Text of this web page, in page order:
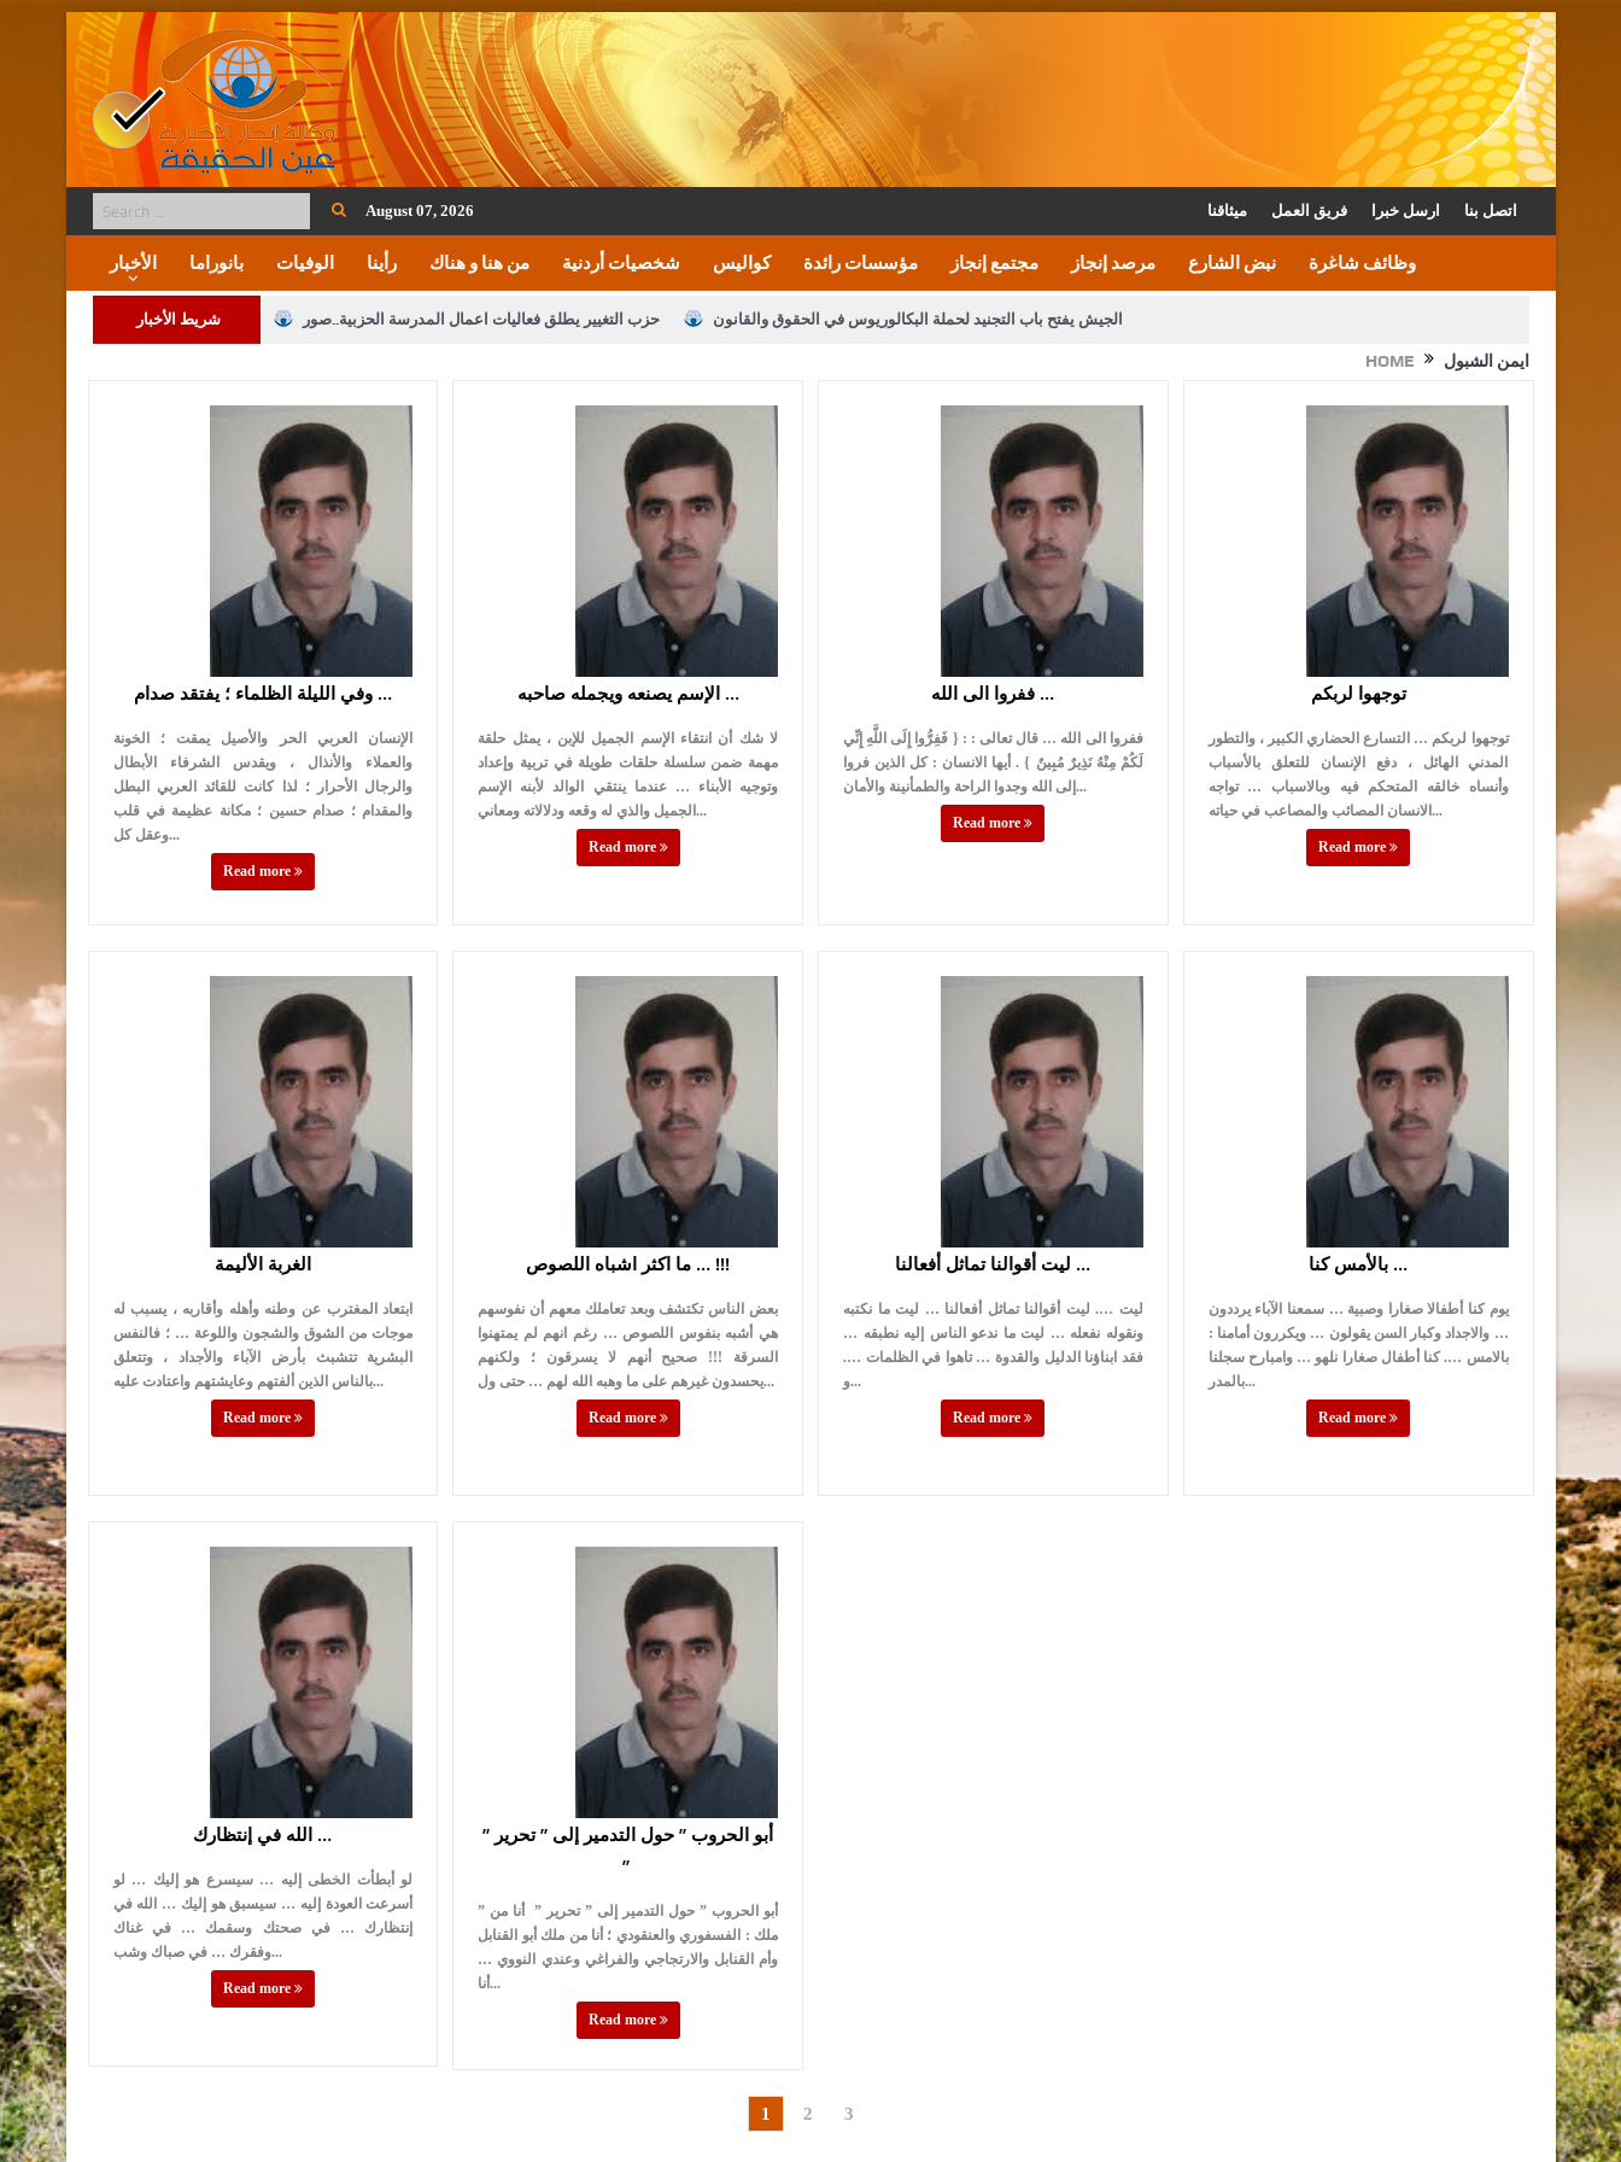
August 07, 2026 ميثاقنا فريق العمل ارسل خبرا اتصل بنا
الأخبار بانوراما الوفيات رأينا من هنا و هناك شخصيات أردنية كواليس مؤسسات رائدة مجتمع إنجاز مرصد إنجاز نبض الشارع وظائف شاغرة
شريط الأخبار حزب التغيير يطلق فعاليات اعمال المدرسة الحزبية..صور الجيش يفتح باب التجنيد لحملة البكالوريوس في الحقوق والقانون
النواب يقر مشروع تعديل قانون الملكية العقارية القاضي يلتقي رؤساء تحرير الصحف اليومية ويؤكد حرص مجلس النواب على شراكة فاعلة مع الإعلام
دعوة المكلفين بخدمة العلم (الدفعة الثالثة) إلى مراجعة منصة خدمة العلم الملك يلتقي مجموعة من رفاق السلاح الملك يتلقى اتصالا هاتفيا من العاهل البحريني
القاضي محمود أحمد فريحات.. مبارك ومزيدا من التوفيق
HOME ايمن الشبول
وفي الليلة الظلماء ؛ يفتقد صدام …
الإنسان العربي الحر والأصيل يمقت ؛ الخونة
والعملاء والأنذال ، ويقدس الشرفاء الأبطال
والرجال الأحرار ؛ لذا كانت للقائد العربي البطل
والمقدام ؛ صدام حسين ؛ مكانة عظيمة في قلب
وعقل كل...
Read more
الإسم يصنعه ويجمله صاحبه …
لا شك أن انتقاء الإسم الجميل للإبن ، يمثل حلقة
مهمة ضمن سلسلة حلقات طويلة في تربية وإعداد
وتوجيه الأبناء … عندما ينتقي الوالد لأبنه الإسم
الجميل والذي له وقعه ودلالاته ومعاني...
Read more
ففروا الى الله …
ففروا الى الله … قال تعالى : : { فَفِرُّوا إِلَى اللَّهِ إِنِّي
لَكُمْ مِنْهُ نَذِيرٌ مُبِينٌ } . أيها الانسان : كل الذين فروا
إلى الله وجدوا الراحة والطمأنينة والأمان...
Read more
توجهوا لربكم
توجهوا لربكم … التسارع الحضاري الكبير ، والتطور
المدني الهائل ، دفع الإنسان للتعلق بالأسباب
وأنساه خالقه المتحكم فيه وبالاسباب … تواجه
الانسان المصائب والمصاعب في حياته...
Read more
الغربة الأليمة
ابتعاد المغترب عن وطنه وأهله وأقاربه ، يسبب له
موجات من الشوق والشجون واللوعة … ؛ فالنفس
البشرية تتشبث بأرض الآباء والأجداد ، وتتعلق
بالناس الذين ألفتهم وعايشتهم واعتادت عليه...
Read more
ما اكثر اشباه اللصوص … !!!
بعض الناس تكتشف وبعد تعاملك معهم أن نفوسهم
هي أشبه بنفوس اللصوص … رغم انهم لم يمتهنوا
السرقة !!! صحيح أنهم لا يسرقون ؛ ولكنهم
يحسدون غيرهم على ما وهبه الله لهم … حتى ول...
Read more
ليت أقوالنا تماثل أفعالنا …
ليت …. ليت أقوالنا تماثل أفعالنا … ليت ما نكتبه
ونقوله نفعله … ليت ما ندعو الناس إليه نطبقه …
فقد ابناؤنا الدليل والقدوة … تاهوا في الظلمات ….
و...
Read more
بالأمس كنا …
يوم كنا أطفالا صغارا وصبية … سمعنا الآباء يرددون
… والاجداد وكبار السن يقولون … ويكررون أمامنا :
بالامس …. كنا أطفال صغارا نلهو … وامبارح سجلنا
بالمدر...
Read more
الله في إنتظارك …
لو أبطأت الخطى إليه … سيسرع هو إليك … لو
أسرعت العودة إليه … سيسبق هو إليك … الله في
إنتظارك … في صحتك وسقمك … في غناك
وفقرك … في صباك وشب...
Read more
” أبو الحروب ” حول التدمير إلى ” تحرير
”
” أبو الحروب ” حول التدمير إلى ” تحرير ” أنا من
ملك : الفسفوري والعنقودي ؛ أنا من ملك أبو القنابل
وأم القنابل والارتجاجي والفراغي وعندي النووي …
أنا...
Read more
1 2 3